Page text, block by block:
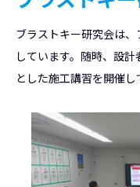
ブラストキー研究会は
しています。随時、設
とした施工講習を開催し